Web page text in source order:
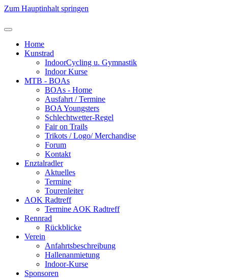
Zum Hauptinhalt springen
Home
Kunstrad
IndoorCycling u. Gymnastik
Indoor Kurse
MTB - BOAs
BOAs - Home
Ausfahrt / Termine
BOA Youngsters
Schlechtwetter-Regel
Fair on Trails
Trikots / Logo/ Merchandise
Forum
Kontakt
Enztalradler
Aktuelles
Termine
Tourenleiter
AOK Radtreff
Termine AOK Radtreff
Rennrad
Rückblicke
Verein
Anfahrtsbeschreibung
Hallenanmietung
Indoor-Kurse
Sponsoren